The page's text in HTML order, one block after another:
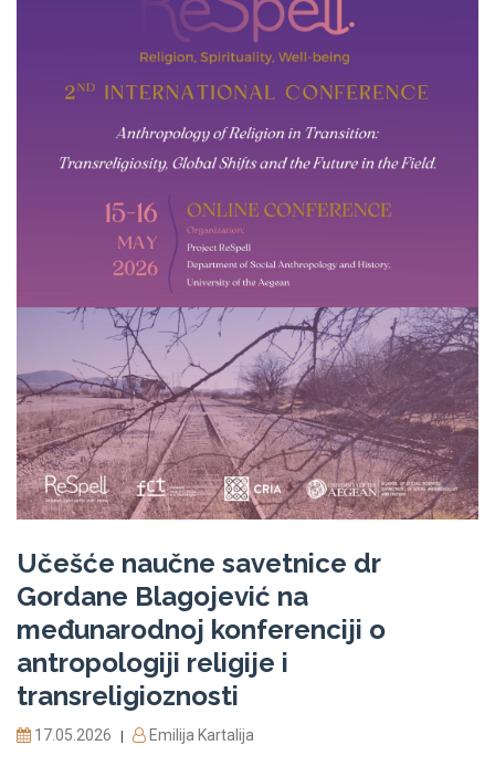
Učešće naučne savetnice dr
Gordane Blagojević na
međunarodnoj konferenciji o
antropologiji religije i
transreligioznosti
17.05.2026 | Emilija Kartalija